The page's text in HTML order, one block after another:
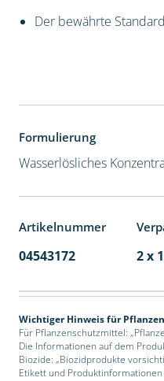
Der bewährte Standard
Formulierung
Wasserlösliches
Artikelnummer
04543172 2 x
Wichtiger Hinweis für
Für Pflanzenschutzmittel:
Die Informationen auf dem
Biozide: „Biozidprodukte
Etikett und Produktinformationen